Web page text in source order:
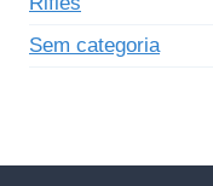
Sem categoria